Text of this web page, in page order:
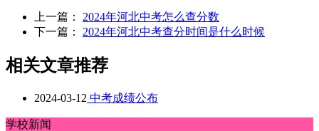
上一篇： 2024年河北中考怎么查分数
下一篇： 2024年河北中考查分时间是什么时候
相关文章推荐
2024-03-12 中考成绩公布
学校新闻